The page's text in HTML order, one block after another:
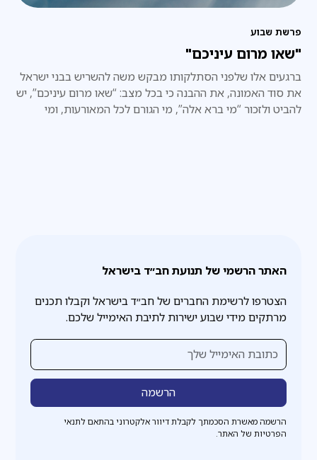
פרשת שבוע
"שאו מרום עיניכם"
ברגעים אלו שלפני הסתלקותו מבקש משה להשריש בבני ישראל
את סוד האמונה, את ההבנה כי בכל מצב: “שאו מרום עיניכם”, יש
להביט ולזכור “מי ברא אלה”, מי הגורם לכל המאורעות, ומי
האתר הרשמי של תנועת חב״ד בישראל
הצטרפו לרשימת החברים של חב״ד בישראל וקבלו תכנים
מרתקים מידי שבוע ישירות לתיבת האימייל שלכם.
הרשמה מאשרת הסכמתך לקבלת דיוור אלקטרוני בהתאם לתנאי
הפרטיות של האתר.